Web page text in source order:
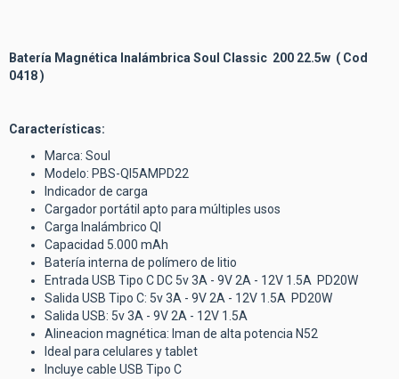
Batería Magnética Inalámbrica Soul Classic 200 22.5w ( Cod
0418 )
Características:
Marca: Soul
Modelo: PBS-QI5AMPD22
Indicador de carga
Cargador portátil apto para múltiples usos
Carga Inalámbrico QI
Capacidad 5.000 mAh
Batería interna de polímero de litio
Entrada USB Tipo C DC 5v 3A - 9V 2A - 12V 1.5A PD20W
Salida USB Tipo C: 5v 3A - 9V 2A - 12V 1.5A PD20W
Salida USB: 5v 3A - 9V 2A - 12V 1.5A
Alineacion magnética: Iman de alta potencia N52
Ideal para celulares y tablet
Incluye cable USB Tipo C